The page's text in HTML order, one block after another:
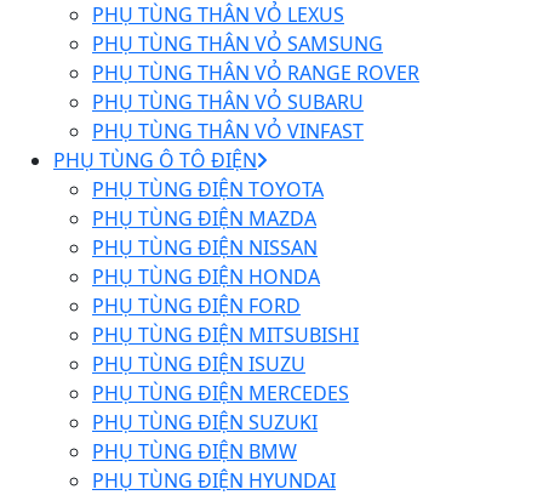
PHỤ TÙNG THÂN VỎ LEXUS
PHỤ TÙNG THÂN VỎ SAMSUNG
PHỤ TÙNG THÂN VỎ RANGE ROVER
PHỤ TÙNG THÂN VỎ SUBARU
PHỤ TÙNG THÂN VỎ VINFAST
PHỤ TÙNG Ô TÔ ĐIỆN
PHỤ TÙNG ĐIỆN TOYOTA
PHỤ TÙNG ĐIỆN MAZDA
PHỤ TÙNG ĐIỆN NISSAN
PHỤ TÙNG ĐIỆN HONDA
PHỤ TÙNG ĐIỆN FORD
PHỤ TÙNG ĐIỆN MITSUBISHI
PHỤ TÙNG ĐIỆN ISUZU
PHỤ TÙNG ĐIỆN MERCEDES
PHỤ TÙNG ĐIỆN SUZUKI
PHỤ TÙNG ĐIỆN BMW
PHỤ TÙNG ĐIỆN HYUNDAI